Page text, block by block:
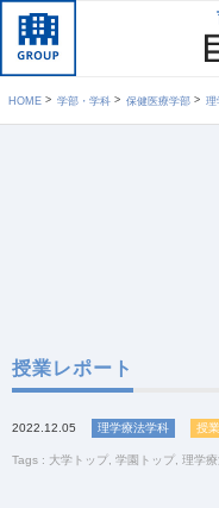
HOME 学部・学科 保健医療学部 理
授業レポート
2022.12.05 理学療法学科 授
Tags : 大学トップ 学園トップ 理学